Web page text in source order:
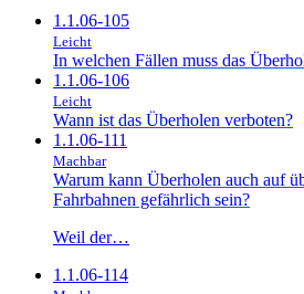
1.1.06-105
Leicht
In welchen Fällen muss das
1.1.06-106
Leicht
Wann ist das Überholen verboten?
1.1.06-111
Machbar
Warum kann Überholen auch auf
Fahrbahnen gefährlich sein?
Weil der…
1.1.06-114